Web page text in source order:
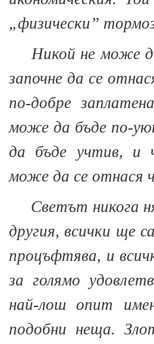
„физически”
Никой не може
започне да се
по-добре
може да бъде по-
да бъде учтив, и
може да се отнася
Светът никога
другия, всички ще
процъфтява, и
за голямо
най-лош опит
подобни неща.